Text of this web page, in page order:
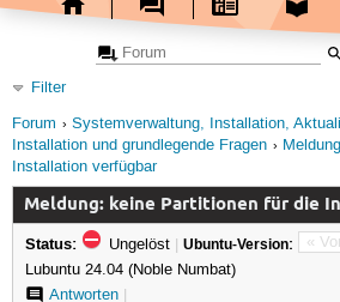
Filter
Forum
Systemverwaltung, Installation,
Installation und grundlegende Fragen
Installation verfügbar
Meldung: keine Partitionen für die
«
Status: Ungelöst | Ubuntu-Version:
Lubuntu 24.04 (Noble Numbat)
Antworten|